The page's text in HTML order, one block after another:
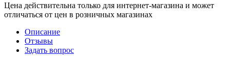
Цена действительна только для интернет-магазина и может
отличаться от цен в розничных магазинах
Описание
Отзывы
Задать вопрос